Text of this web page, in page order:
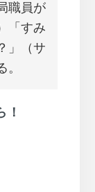
職員が
「すみ
」（サ
！